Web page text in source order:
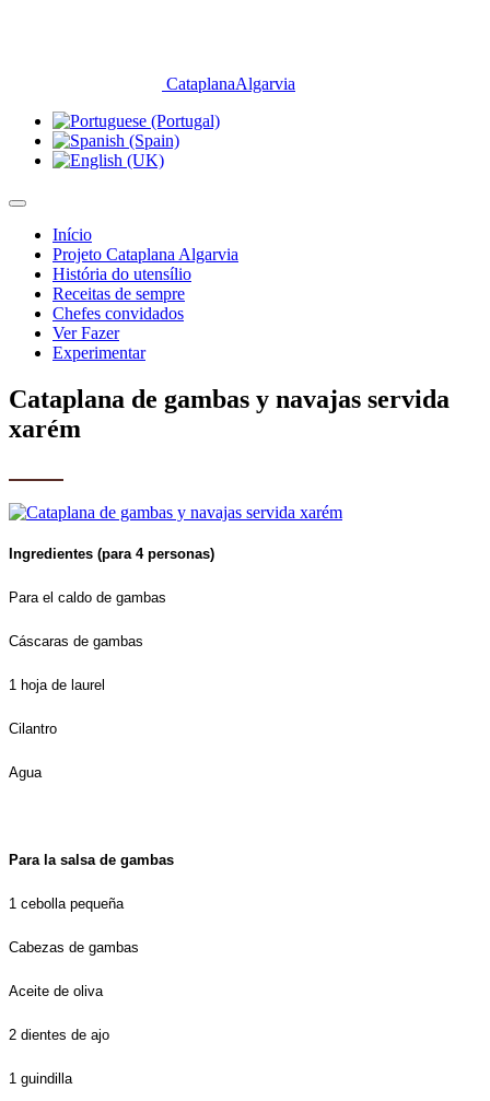
CataplanaAlgarvia
Início
Projeto Cataplana Algarvia
História do utensílio
Receitas de sempre
Chefes convidados
Ver Fazer
Experimentar
Cataplana de gambas y navajas servida
xarém
Ingredientes (para 4 personas)
Para el caldo de gambas
Cáscaras de gambas
1 hoja de laurel
Cilantro
Agua
Para la salsa de gambas
1 cebolla pequeña
Cabezas de gambas
Aceite de oliva
2 dientes de ajo
1 guindilla